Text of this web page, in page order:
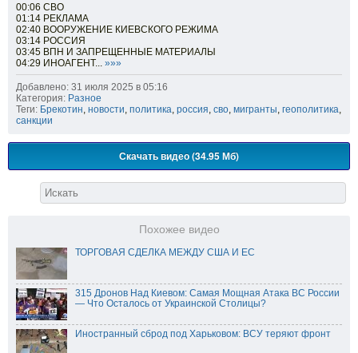
00:06 СВО
01:14 РЕКЛАМА
02:40 ВООРУЖЕНИЕ КИЕВСКОГО РЕЖИМА
03:14 РОССИЯ
03:45 ВПН И ЗАПРЕЩЕННЫЕ МАТЕРИАЛЫ
04:29 ИНОАГЕНТ... »»»
Добавлено: 31 июля 2025 в 05:16
Категория: Разное
Теги: Брекотин новости политика россия сво мигранты геополитика
санкции
Скачать видео (34.95 Мб)
Похожее видео
ТОРГОВАЯ СДЕЛКА МЕЖДУ США И ЕС
315 Дронов Над Киевом: Самая Мощная Атака ВС России
— Что Осталось от Украинской Столицы?
Иностранный сброд под Харьковом: ВСУ теряют фронт